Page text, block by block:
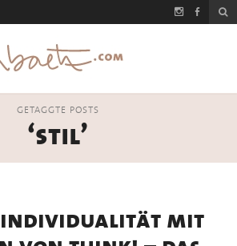
GETAGGTE POSTS
‘stil’
individualität mit